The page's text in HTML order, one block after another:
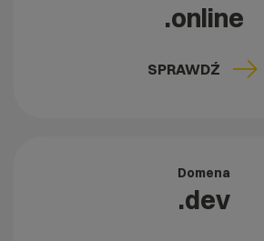
.online
SPRAWDŹ
Domena
.dev